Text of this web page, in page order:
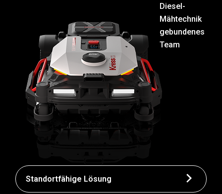
Diesel-
Mähtechnik
gebundenes
Team
Standortfähige Lösung